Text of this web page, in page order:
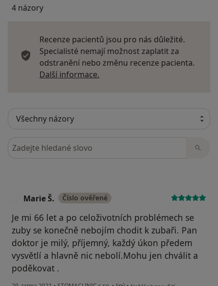
4 názory
Recenze pacientů jsou pro nás důležité.
Specialisté nemají možnost zaplatit za
odstranění nebo změnu recenze pacienta.
Další informace.
Hledejte v názorech
Marie Š. Číslo ověřené
Je mi 66 let a po celoživotních problémech se
zuby se konečně nebojím chodit k zubaři. Pan
doktor je milý, příjemný, každý úkon předem
vysvětlí a hlavně nic nebolí.Mohu jen chválit a
poděkovat .
podle názoru uživatele Marie Š.